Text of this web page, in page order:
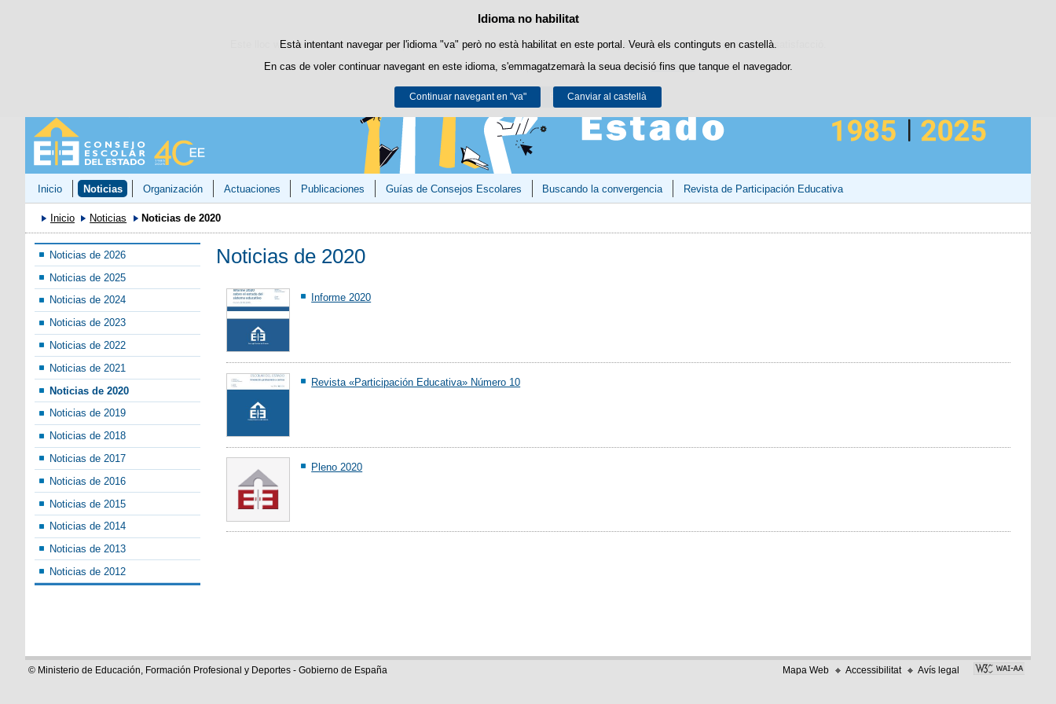
Política de cookies
Este lloc web utilitza cookies pròpies per a facilitar la navegació i cookies de tercers per a obtindre estadístiques d'ús i satisfacció.
Podeu obtindre més informació en l'apartat "Cookies" del nostreavís legal.
Acceptar Rebutjar
Idioma no habilitat
Està intentant navegar per l'idioma "va" però no està habilitat en este portal. Veurà els continguts en castellà.
En cas de voler continuar navegant en este idioma, s'emmagatzemarà la seua decisió fins que tanque el navegador.
Continuar navegant en "va" Canviar al castellà
Passar al contingut
Inicio Noticias Organización Actuaciones Publicaciones Guías de Consejos Escolares Buscando la convergencia Revista de Participación Educativa
Inicio Noticias Noticias de 2020
Noticias de 2026
Noticias de 2025
Noticias de 2024
Noticias de 2023
Noticias de 2022
Noticias de 2021
Noticias de 2020
Noticias de 2019
Noticias de 2018
Noticias de 2017
Noticias de 2016
Noticias de 2015
Noticias de 2014
Noticias de 2013
Noticias de 2012
Noticias de 2020
Informe 2020
Revista «Participación Educativa» Número 10
Pleno 2020
© Ministerio de Educación, Formación Profesional y Deportes - Gobierno de España Mapa Web Accessibilitat Avís legal